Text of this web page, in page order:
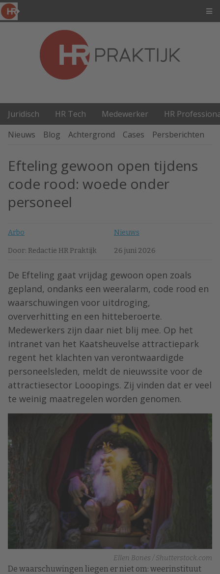
Juridisch HR Tech Medewerker
HR
Nieuws
Blog Achtergrond Cases Persberichten
Efteling gewoon open tijdens
code rood: woede onder
personeel
Arbo Nieuws
Door: Redactie HR Praktijk 26 juni 2026
De Efteling gaat vrijdag gewoon open zoals
gepland, ondanks een weeralarm, code rood en
waarschuwingen voor uitdroging,
oververhitting en een hitteberoerte.
Medewerkers zijn daar niet blij mee. Op het
intranet van het Kaatsheuvelse attractiepark
regent het klachten van verontwaardigde
personeelsleden, meldt de nieuwssite voor de
attractiesector Looopings. Zij vinden dat er veel
te weinig maatregelen worden genomen.
Ellen Bones / Shutterstock.com
De waarschuwingen liegen er niet om: weerinstituut